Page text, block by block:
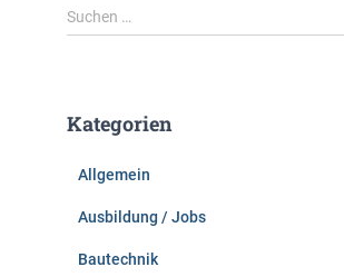
S
u
n
Suchen …
Kategorien
Allgemein
Ausbildung / Jobs
Bautechnik